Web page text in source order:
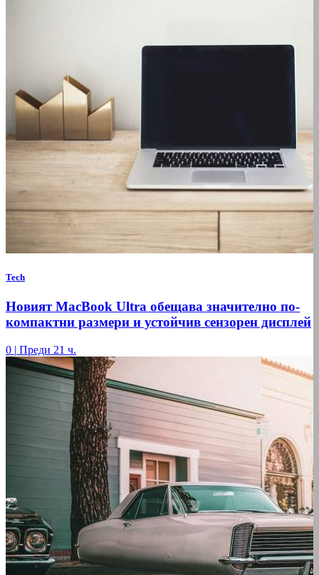
Tech
Новият MacBook Ultra обещава значително по-
компактни размери и устойчив сензорен дисплей
0 | Преди 21 ч.